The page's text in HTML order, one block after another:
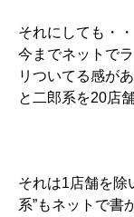
それにしても・・
今までネットで
リついてる感が
と二郎系を20店
それは1店舗を除
系”もネットで書